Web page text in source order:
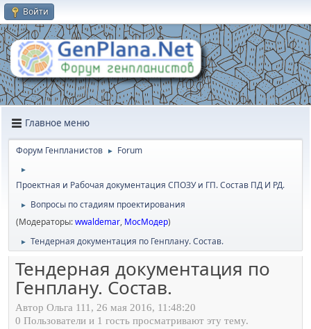
Войти
Главное меню
Форум Генпланистов ► Forum
►
Проектная и Рабочая документация СПОЗУ и ГП. Состав ПД И РД.
►
Вопросы по стадиям проектирования
(Модераторы:wwaldemar, МосМодер)
► Тендерная документация по Генплану. Состав.
Тендерная документация по
Генплану. Состав.
Автор Ольга 111, 26 мая 2016, 11:48:20
0 Пользователи и 1 гость просматривают эту тему.